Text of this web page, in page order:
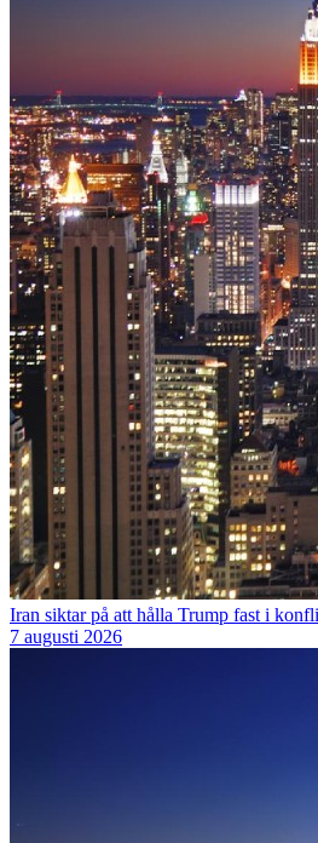
Iran siktar på att hålla Trump fast i
7 augusti 2026